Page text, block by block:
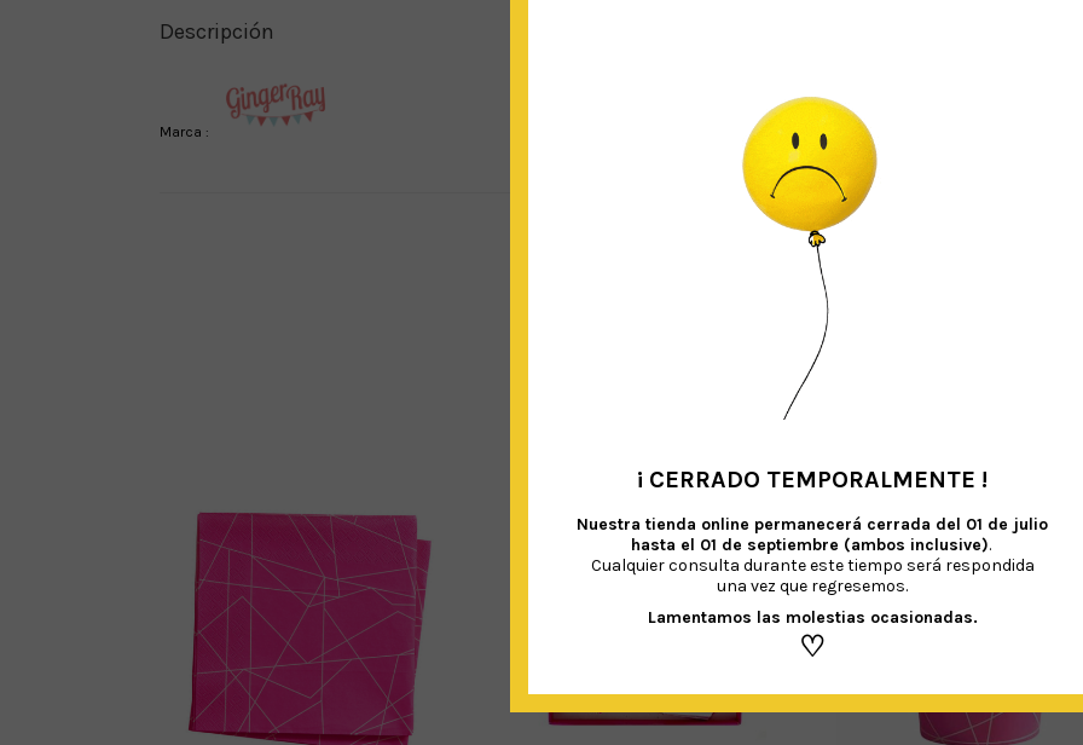
Descripción
Marca :
TAMBIÉN TE RECOMENDAMOS…
¡ CERRADO TEMPORALMENTE !
Nuestra tienda online permanecerá cerrada del 01 de julio
hasta el 01 de septiembre (ambos inclusive).
Cualquier consulta durante este tiempo será respondida
una vez que regresemos.
Lamentamos las molestias ocasionadas.
♡